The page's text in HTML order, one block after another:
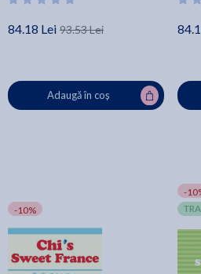
84.18 Lei 93.53 Lei
Adaugă în coș
-10%
-